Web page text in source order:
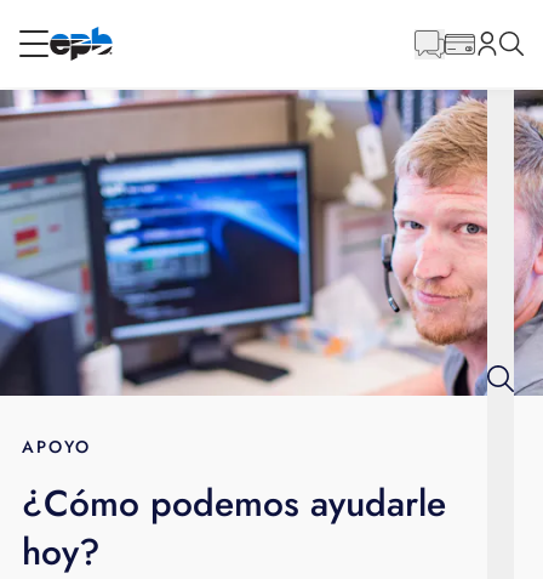
RESIDENCIAL
Internet
Energía
Televisión
BLOG
APOYO
principal
APOYO
¿Cómo podemos ayudarle
hoy?